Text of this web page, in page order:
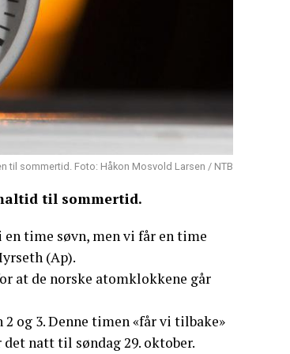
til sommertid. Foto: Håkon Mosvold Larsen / NTB
til sommertid.
time søvn, men vi får en time
(Ap).
at de norske atomklokkene går
og 3. Denne timen «får vi tilbake»
natt til søndag 29. oktober.